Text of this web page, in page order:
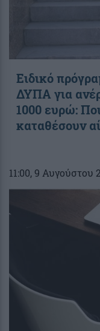
Ειδικό
ΔΥΠΑ για
1000 ευρώ:
καταθέσουν
11:00, 9 Αυγούστου